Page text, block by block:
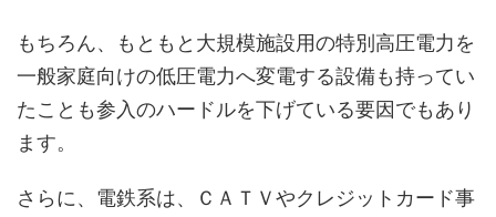
もちろん、もともと大規模施設用の特別高圧電力を
一般家庭向けの低圧電力へ変電する設備も持ってい
たことも参入のハードルを下げている要因でもあり
ます。
さらに、電鉄系は、ＣＡＴＶやクレジットカード事